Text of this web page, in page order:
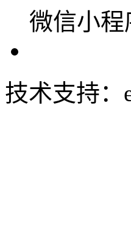
微信小程
技术支持：